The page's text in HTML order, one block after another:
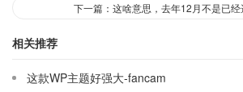
下一篇：这啥意思，去年12月不是已
相关推荐
这款WP主题好强大-fancam